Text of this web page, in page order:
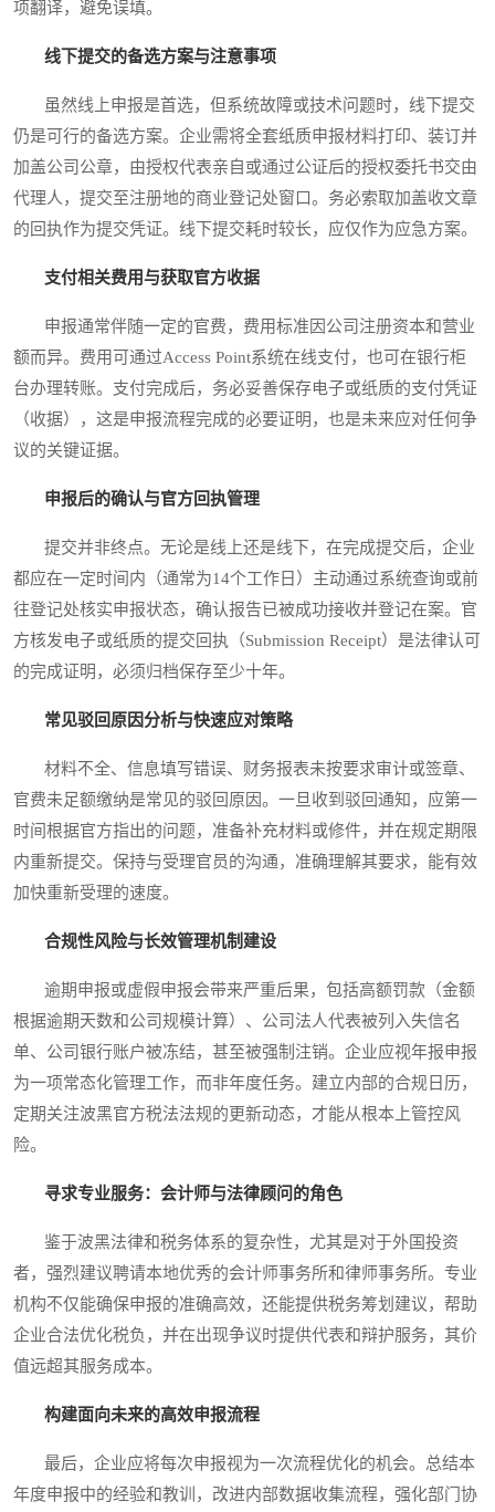
项翻译，避免误填。
线下提交的备选方案与注意事项
虽然线上申报是首选，但系统故障或技术问题时，线下提交
仍是可行的备选方案。企业需将全套纸质申报材料打印、装订并
加盖公司公章，由授权代表亲自或通过公证后的授权委托书交由
代理人，提交至注册地的商业登记处窗口。务必索取加盖收文章
的回执作为提交凭证。线下提交耗时较长，应仅作为应急方案。
支付相关费用与获取官方收据
申报通常伴随一定的官费，费用标准因公司注册资本和营业
额而异。费用可通过Access Point系统在线支付，也可在银行柜
台办理转账。支付完成后，务必妥善保存电子或纸质的支付凭证
（收据），这是申报流程完成的必要证明，也是未来应对任何争
议的关键证据。
申报后的确认与官方回执管理
提交并非终点。无论是线上还是线下，在完成提交后，企业
都应在一定时间内（通常为14个工作日）主动通过系统查询或前
往登记处核实申报状态，确认报告已被成功接收并登记在案。官
方核发电子或纸质的提交回执（Submission Receipt）是法律认可
的完成证明，必须归档保存至少十年。
常见驳回原因分析与快速应对策略
材料不全、信息填写错误、财务报表未按要求审计或签章、
官费未足额缴纳是常见的驳回原因。一旦收到驳回通知，应第一
时间根据官方指出的问题，准备补充材料或修件，并在规定期限
内重新提交。保持与受理官员的沟通，准确理解其要求，能有效
加快重新受理的速度。
合规性风险与长效管理机制建设
逾期申报或虚假申报会带来严重后果，包括高额罚款（金额
根据逾期天数和公司规模计算）、公司法人代表被列入失信名
单、公司银行账户被冻结，甚至被强制注销。企业应视年报申报
为一项常态化管理工作，而非年度任务。建立内部的合规日历，
定期关注波黑官方税法法规的更新动态，才能从根本上管控风
险。
寻求专业服务：会计师与法律顾问的角色
鉴于波黑法律和税务体系的复杂性，尤其是对于外国投资
者，强烈建议聘请本地优秀的会计师事务所和律师事务所。专业
机构不仅能确保申报的准确高效，还能提供税务筹划建议，帮助
企业合法优化税负，并在出现争议时提供代表和辩护服务，其价
值远超其服务成本。
构建面向未来的高效申报流程
最后，企业应将每次申报视为一次流程优化的机会。总结本
年度申报中的经验和教训，改进内部数据收集流程，强化部门协